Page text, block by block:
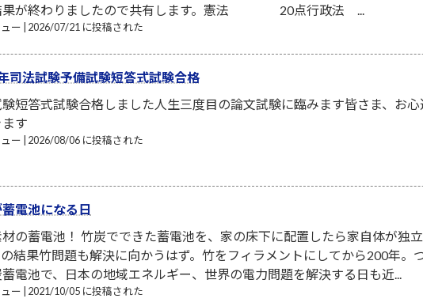
果が終わりましたので共有します。憲法 20点行政法 ...
ー 2026/07/21 に投稿された
司法試験予備試験短答式試験合格
短答式試験合格しました人生三度目の論文試験に臨みます皆さま、お
す
ー 2026/08/06 に投稿された
電池になる日
の蓄電池！ 竹炭でできた蓄電池を、家の床下に配置したら家自体が独
結果竹問題も解決に向かうはず。竹をフィラメントにしてから200年
蓄電池で、日本の地域エネルギー、世界の電力問題を解決する日も近...
ー 2021/10/05 に投稿された